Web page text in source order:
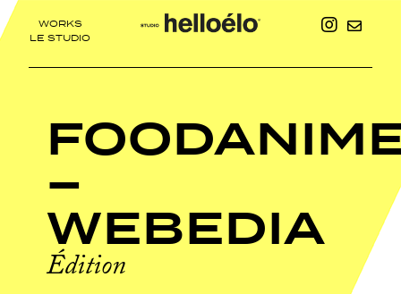
WORKS
LE STUDIO
–
WEBEDIA
Édition